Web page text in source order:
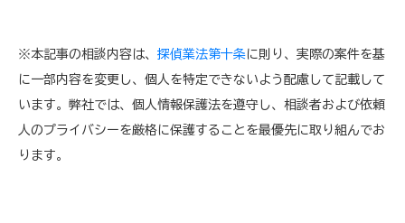
※本記事の相談内容は、 探偵業法第十条に則り、実際の案件を基
に一部内容を変更し、個人を特定できないよう配慮して記載して
います。弊社では、個人情報保護法を遵守し、相談者および依頼
人のプライバシーを厳格に保護することを最優先に取り組んでお
ります。